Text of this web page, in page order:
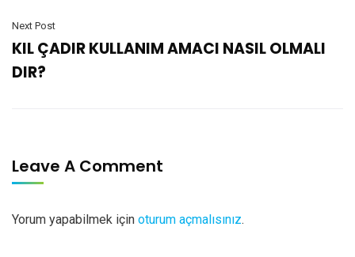
Next Post
KIL ÇADIR KULLANIM AMACI NASIL OLMALI
DIR?
Leave A Comment
Yorum yapabilmek için oturum açmalısınız.